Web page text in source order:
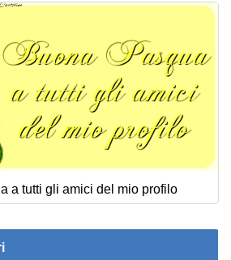
a tutti gli amici del mio profilo